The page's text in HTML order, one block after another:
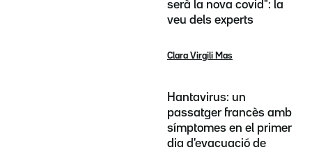
serà la nova covid": la
veu dels experts
Clara Virgili Mas
Hantavirus: un
passatger francès amb
símptomes en el primer
dia d'evacuació de